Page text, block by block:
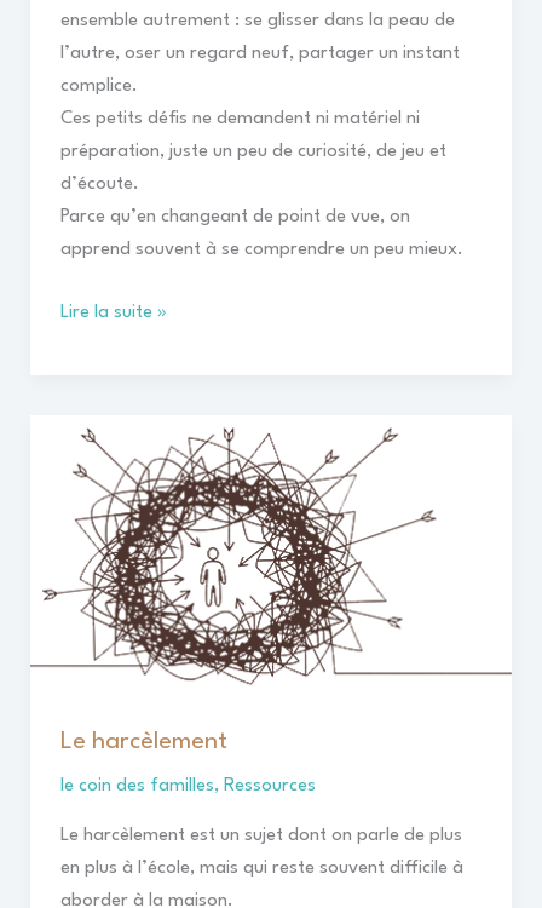
ensemble autrement : se glisser dans la peau de
l’autre, oser un regard neuf, partager un instant
complice.
Ces petits défis ne demandent ni matériel ni
préparation, juste un peu de curiosité, de jeu et
d’écoute.
Parce qu’en changeant de point de vue, on
apprend souvent à se comprendre un peu mieux.
Lire la suite »
Le harcèlement
le coin des familles, Ressources
Le harcèlement est un sujet dont on parle de plus
en plus à l’école, mais qui reste souvent difficile à
aborder à la maison.
harcèlement